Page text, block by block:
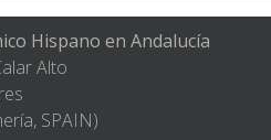
Hispano en Andalucía
Alto
SPAIN)